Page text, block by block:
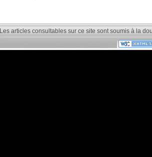
Les articles consultables sur ce site sont soumis à la